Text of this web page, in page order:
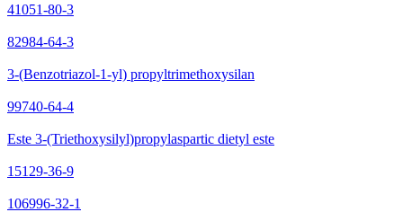
41051-80-3
82984-64-3
3-(Benzotriazol-1-yl) propyltrimethoxysilan
99740-64-4
Este 3-(Triethoxysilyl)propylaspartic dietyl este
15129-36-9
106996-32-1